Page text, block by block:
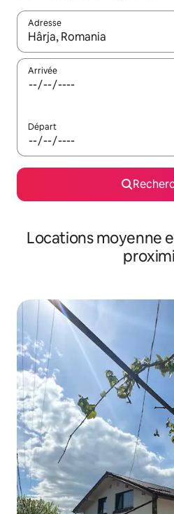
Adresse
Lorsque les résultats
Arrivée
Départ
Locations moyenne